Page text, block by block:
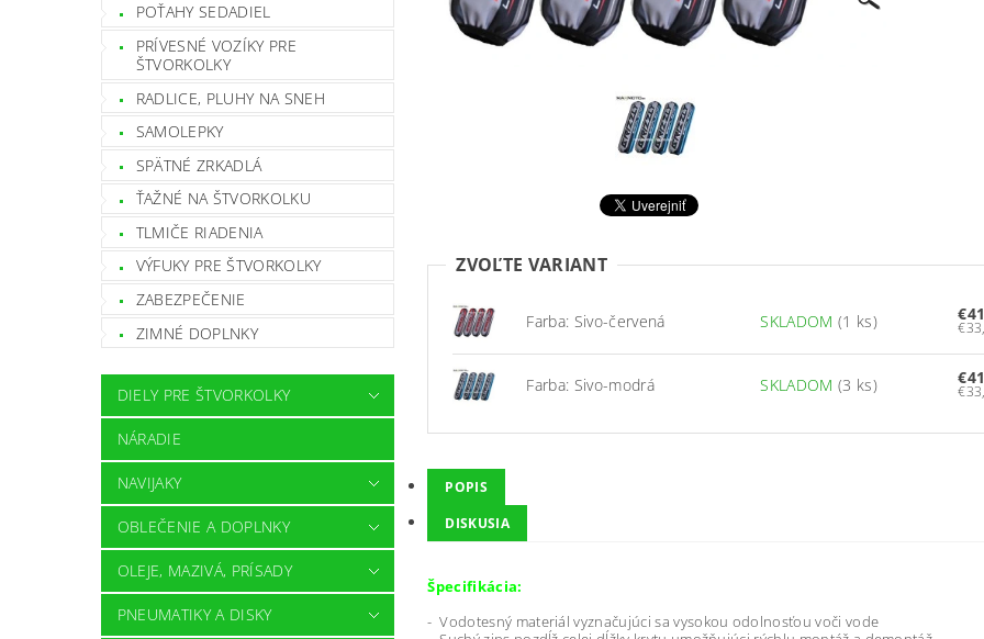
POŤAHY SEDADIEL
PRÍVESNÉ VOZÍKY PRE
ŠTVORKOLKY
RADLICE, PLUHY NA SNEH
SAMOLEPKY
SPÄTNÉ ZRKADLÁ
ŤAŽNÉ NA ŠTVORKOLKU
TLMIČE RIADENIA
VÝFUKY PRE ŠTVORKOLKY
ZABEZPEČENIE
ZIMNÉ DOPLNKY
DIELY PRE ŠTVORKOLKY
NÁRADIE
NAVIJAKY
OBLEČENIE A DOPLNKY
OLEJE, MAZIVÁ, PRÍSADY
PNEUMATIKY A DISKY
ZVOĽTE VARIANT
Farba: Sivo-červená SKLADOM (1 ks)
Farba: Sivo-modrá SKLADOM (3 ks)
POPIS
DISKUSIA
Špecifikácia:
- Vodotesný materiál vyznačujúci sa vysokou odolnosťou voči vode